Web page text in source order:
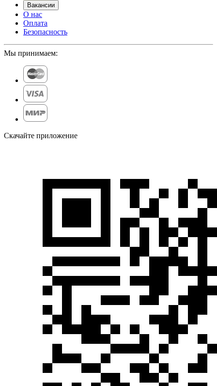
Вакансии
О нас
Оплата
Безопасность
Мы принимаем:
Скачайте приложение